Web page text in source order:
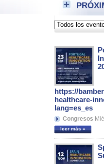
https://
healthcare-
lang=es_es
Congresos
leer más »